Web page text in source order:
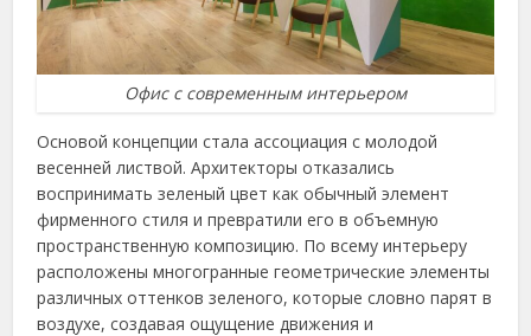
Офис с современным интерьером
Основой концепции стала ассоциация с молодой
весенней листвой. Архитекторы отказались
воспринимать зеленый цвет как обычный элемент
фирменного стиля и превратили его в объемную
пространственную композицию. По всему интерьеру
расположены многогранные геометрические элементы
различных оттенков зеленого, которые словно парят в
воздухе, создавая ощущение движения и